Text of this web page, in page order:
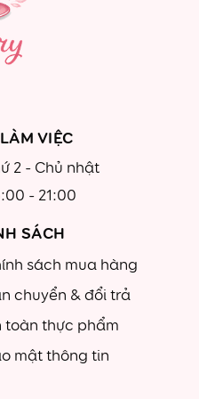
VIỆC
2 - Chủ nhật
- 21:00
SÁCH
sách mua hàng
chuyển & đổi trả
toàn thực phẩm
mật thông tin